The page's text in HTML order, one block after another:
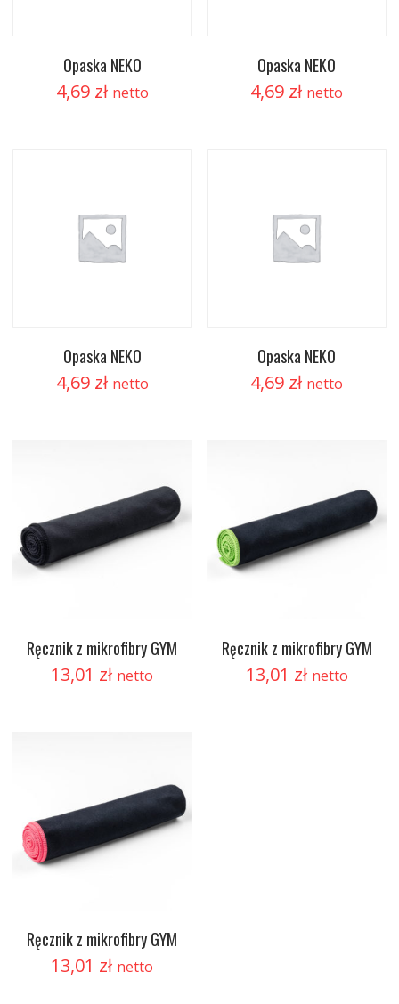
Opaska NEKO
4,69 zł netto
Opaska NEKO
4,69 zł netto
Opaska NEKO
4,69 zł netto
Opaska NEKO
4,69 zł netto
Ręcznik z mikrofibry GYM
13,01 zł netto
Ręcznik z mikrofibry GYM
13,01 zł netto
Ręcznik z mikrofibry GYM
13,01 zł netto